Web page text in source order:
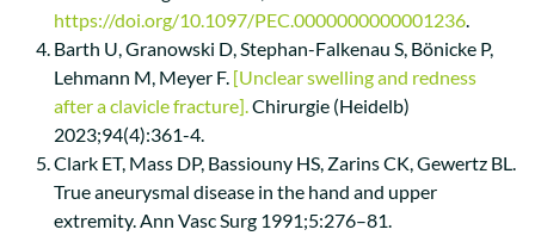
https://doi.org/10.1097/PEC.0000000000001236.
Barth U, Granowski D, Stephan-Falkenau S, Bönicke P,
Lehmann M, Meyer F. [Unclear swelling and redness
after a clavicle fracture].Chirurgie (Heidelb)
2023;94(4):361-4.
Clark ET, Mass DP, Bassiouny HS, Zarins CK, Gewertz BL.
True aneurysmal disease in the hand and upper
extremity. Ann Vasc Surg 1991;5:276–81.